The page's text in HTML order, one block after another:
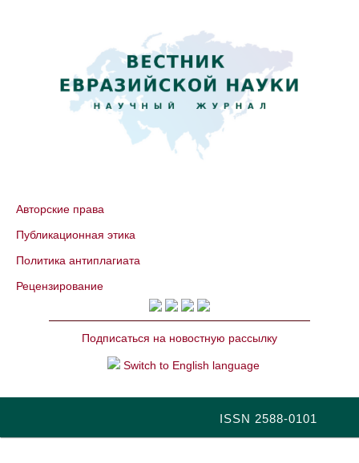
Авторские права
Публикационная этика
Политика антиплагиата
Рецензирование
Подписаться на новостную рассылку
Switch to English language
ISSN 2588-0101